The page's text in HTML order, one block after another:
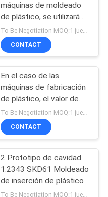
máquinas de moldeado
de plástico, se utilizará el
método de moldeo de
las máquinas de
moldeado.
To Be Negotiation MOQ:1 juego
CONTACT
En el caso de las
máquinas de fabricación
de plástico, el valor de
las emisiones de gases
de efecto invernadero
se calcula en función de
de efecto invernadero,
de las emisiones de
gases de efecto
invernadero y de las
CONTACT
2 Prototipo de cavidad
1.2343 SKD61 Moldeado
de inserción de plástico